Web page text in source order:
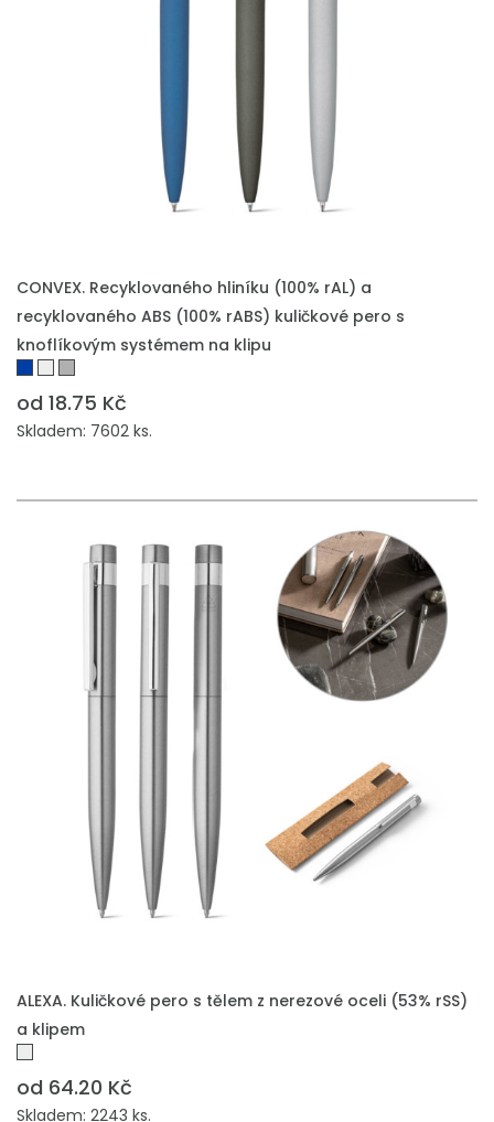
PŘIDAT DO POPTÁVKY
CONVEX. Recyklovaného hliníku (100% rAL) a
recyklovaného ABS (100% rABS) kuličkové pero s
knoflíkovým systémem na klipu
od 18.75 Kč
Skladem: 7602 ks.
PŘIDAT DO POPTÁVKY
ALEXA. Kuličkové pero s tělem z nerezové oceli (53% rSS)
a klipem
od 64.20 Kč
Skladem: 2243 ks.